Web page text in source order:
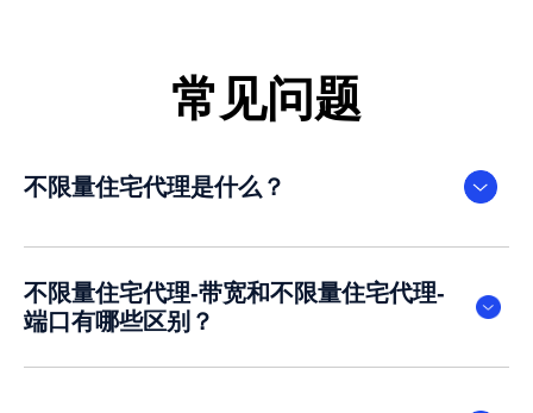
常见问题
不限量住宅代理是什么？
不限量住宅代理-带宽和不限量住宅代理-
端口有哪些区别？